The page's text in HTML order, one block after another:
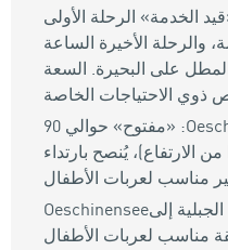
الخدمة» الرحلة الأولى
القمة، والرحلة الأخيرة الساعة
المطل على البحيرة. السعة
ذوي الاحتياجات الخاصة
مسار المشي (A) منOeschinensee: «مفتوح» حوالي 90
صعب (450 مترًا من الارتفاع)، يُنصح بارتداء
مناسب لعربات الأطفال
مسار المشي (C) من المحطة الجبلية إلىOeschinensee